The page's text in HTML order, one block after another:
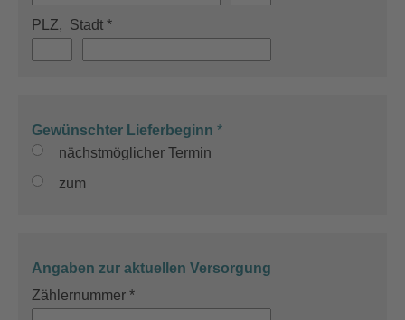
PLZ, Stadt *
Gewünschter Lieferbeginn *
nächstmöglicher Termin
zum
Angaben zur aktuellen Versorgung
Zählernummer *